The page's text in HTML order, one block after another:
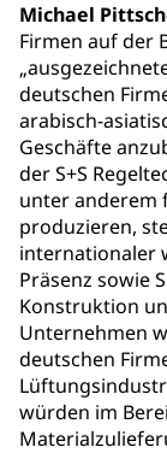
Michael
Firmen auf der
deutschen
arabisch-
Geschäfte
der S+S
unter anderem
produzieren,
internationaler
Präsenz sowie
Konstruktion
Unternehmen
deutschen
würden im